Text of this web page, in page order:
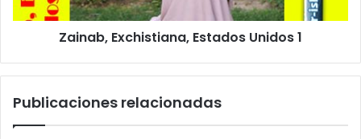
Zainab, Exchistiana, Estados Unidos 1
Publicaciones relacionadas